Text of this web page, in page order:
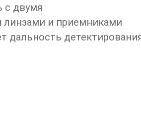
с двумя
и приемниками
дальность